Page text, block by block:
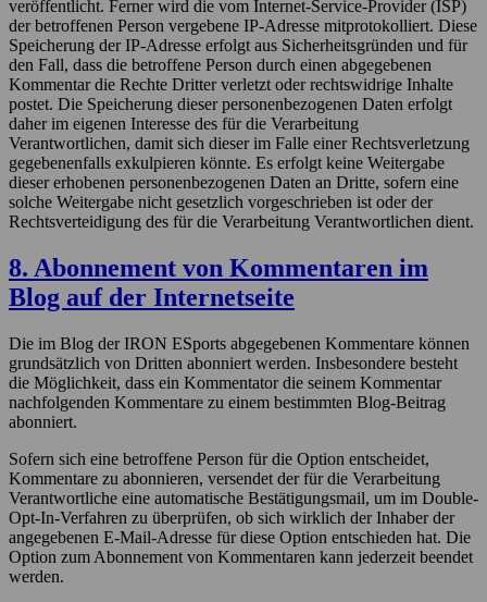
veröffentlicht. Ferner wird die vom Internet-Service-Provider (ISP)
der betroffenen Person vergebene IP-Adresse mitprotokolliert. Diese
Speicherung der IP-Adresse erfolgt aus Sicherheitsgründen und für
den Fall, dass die betroffene Person durch einen abgegebenen
Kommentar die Rechte Dritter verletzt oder rechtswidrige Inhalte
postet. Die Speicherung dieser personenbezogenen Daten erfolgt
daher im eigenen Interesse des für die Verarbeitung
Verantwortlichen, damit sich dieser im Falle einer Rechtsverletzung
gegebenenfalls exkulpieren könnte. Es erfolgt keine Weitergabe
dieser erhobenen personenbezogenen Daten an Dritte, sofern eine
solche Weitergabe nicht gesetzlich vorgeschrieben ist oder der
Rechtsverteidigung des für die Verarbeitung Verantwortlichen dient.
8. Abonnement von Kommentaren im
Blog auf der Internetseite
Die im Blog der IRON ESports abgegebenen Kommentare können
grundsätzlich von Dritten abonniert werden. Insbesondere besteht
die Möglichkeit, dass ein Kommentator die seinem Kommentar
nachfolgenden Kommentare zu einem bestimmten Blog-Beitrag
abonniert.
Sofern sich eine betroffene Person für die Option entscheidet,
Kommentare zu abonnieren, versendet der für die Verarbeitung
Verantwortliche eine automatische Bestätigungsmail, um im Double-
Opt-In-Verfahren zu überprüfen, ob sich wirklich der Inhaber der
angegebenen E-Mail-Adresse für diese Option entschieden hat. Die
Option zum Abonnement von Kommentaren kann jederzeit beendet
werden.
Diese Webseite verwendet Cookies
Benötigte Cookies